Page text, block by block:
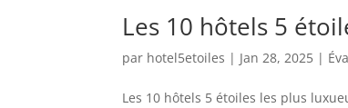
Les 10 hôtels 5
par hotel5etoiles | Jan 28, 2025 |
Les 10 hôtels 5 étoiles les plus